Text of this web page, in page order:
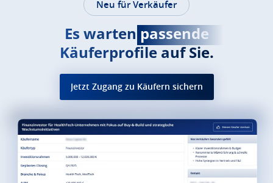
Neu für Verkäufer
Es warten passende
Käuferprofile auf Sie.
Jetzt Zugang zu Käufern sichern